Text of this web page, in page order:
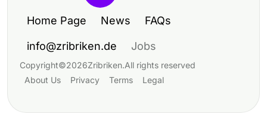
Home Page News FAQs
info@zribriken.de Jobs
Copyright©2026Zribriken.All rights reserved
About Us
Privacy Terms Legal